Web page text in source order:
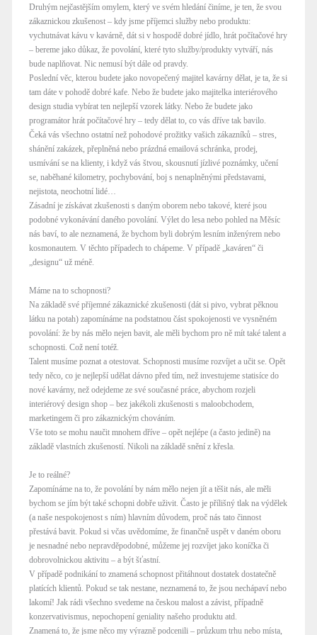
Druhým nejčastějším omylem, který ve svém hledání činíme, je ten, že svou
zákaznickou zkušenost – kdy jsme příjemci služby nebo produktu:
vychutnávat kávu v kavárně, dát si v hospodě dobré jídlo, hrát počítačové hry
– bereme jako důkaz, že povolání, které tyto služby/produkty vytváří, nás
bude naplňovat. Nic nemusí být dále od pravdy.
Poslední věc, kterou budete jako novopečený majitel kavárny dělat, je ta, že si
tam dáte v pohodě dobré kafe. Nebo že budete jako majitelka interiérového
design studia vybírat ten nejlepší vzorek látky. Nebo že budete jako
programátor hrát počítačové hry – tedy dělat to, co vás dříve tak bavilo.
Čeká vás všechno ostatní než pohodové prožitky vašich zákazníků – stres,
shánění zakázek, přeplněná nebo prázdná emailová schránka, prodej,
usmívání se na klienty, i když vás štvou, skousnutí jízlivé poznámky, učení
se, naběhané kilometry, pochybování, boj s nenaplněnými představami,
nejistota, neochotní lidé…
Zásadní je získávat zkušenosti s daným oborem nebo takové, které jsou
podobné vykonávání daného povolání. Výlet do lesa nebo pohled na Měsíc
nás baví, to ale neznamená, že bychom byli dobrým lesním inženýrem nebo
kosmonautem. V těchto případech to chápeme. V případě „kaváren“ či
„designu“ už méně.
Máme na to schopnosti?
Na základě své příjemné zákaznické zkušenosti (dát si pivo, vybrat pěknou
látku na potah) zapomínáme na podstatnou část spokojenosti ve vysněném
povolání: že by nás mělo nejen bavit, ale měli bychom pro ně mít také talent a
schopnosti. Což není totéž.
Talent musíme poznat a otestovat. Schopnosti musíme rozvíjet a učit se. Opět
tedy něco, co je nejlepší udělat dávno před tím, než investujeme statisíce do
nové kavárny, než odejdeme ze své současné práce, abychom rozjeli
interiérový design shop – bez jakékoli zkušenosti s maloobchodem,
marketingem či pro zákaznickým chováním.
Vše toto se mohu naučit mnohem dříve – opět nejlépe (a často jedině) na
základě vlastních zkušeností. Nikoli na základě snění z křesla.
Je to reálné?
Zapomínáme na to, že povolání by nám mělo nejen jít a těšit nás, ale měli
bychom se jím být také schopni dobře uživit. Často je přílišný tlak na výdělek
(a naše nespokojenost s ním) hlavním důvodem, proč nás tato činnost
přestává bavit. Pokud si včas uvědomíme, že finančně uspět v daném oboru
je nesnadné nebo nepravděpodobné, můžeme jej rozvíjet jako koníčka či
dobrovolnickou aktivitu – a být šťastní.
V případě podnikání to znamená schopnost přitáhnout dostatek dostatečně
platících klientů. Pokud se tak nestane, neznamená to, že jsou nechápaví nebo
lakomí! Jak rádi všechno svedeme na českou malost a závist, případně
konzervativismus, nepochopení geniality našeho produktu atd.
Znamená to, že jsme něco my výrazně podcenili – průzkum trhu nebo místa,